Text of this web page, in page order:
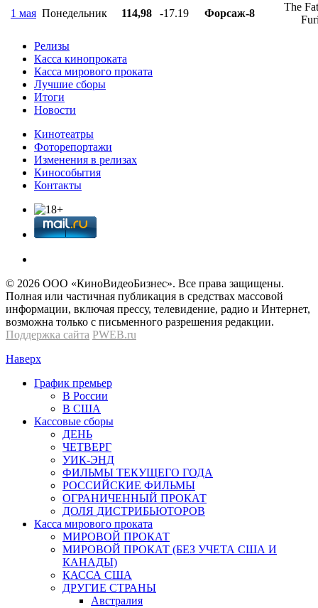
1 мая Понедельник 114,98 -17.19 Форсаж-8
The
Релизы
Касса кинопроката
Касса мирового проката
Лучшие сборы
Итоги
Новости
Кинотеатры
Фоторепортажи
Изменения в релизах
Кинособытия
Контакты
© 2026 OOО «КиноВидеоБизнес». Все права защищены.
Полная или частичная публикация в средствах массовой
информации, включая прессу, телевидение, радио и Интернет,
возможна только с письменного разрешения редакции.
Поддержка сайта PWEB.ru
Наверх
График премьер
В России
В США
Кассовые сборы
ДЕНЬ
ЧЕТВЕРГ
УИК-ЭНД
ФИЛЬМЫ ТЕКУЩЕГО ГОДА
РОССИЙСКИЕ ФИЛЬМЫ
ОГРАНИЧЕННЫЙ ПРОКАТ
ДОЛЯ ДИСТРИБЬЮТОРОВ
Касса мирового проката
МИРОВОЙ ПРОКАТ
МИРОВОЙ ПРОКАТ (БЕЗ УЧЕТА США И
КАНАДЫ)
КАССА США
ДРУГИЕ СТРАНЫ
Австралия